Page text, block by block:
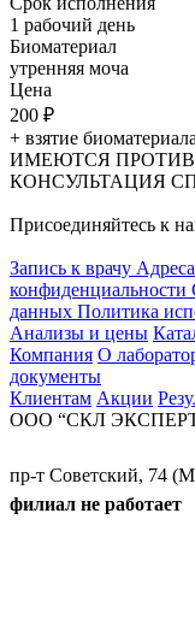
1 рабочий день
Биоматериал
утренняя моча
Цена
200 ₽
+ взятие
ИМЕЮТСЯ
КОНСУЛЬТАЦИЯ
Присоединяйтесь к
Запись к врачу
конфиденциальности
данных Политика
Анализы и цены
Компания О
документы
Клиентам Акции
ООО “СКЛ
пр-т Советский, 74
филиал не работает